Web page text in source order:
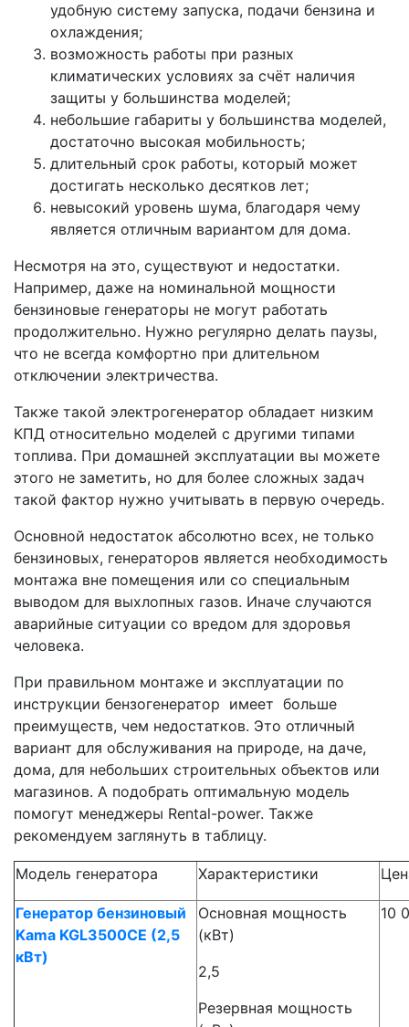
удобную систему запуска, подачи бензина и
охлаждения;
возможность работы при разных
климатических условиях за счёт наличия
защиты у большинства моделей;
небольшие габариты у большинства моделей,
достаточно высокая мобильность;
длительный срок работы, который может
достигать несколько десятков лет;
невысокий уровень шума, благодаря чему
является отличным вариантом для дома.
Несмотря на это, существуют и недостатки.
Например, даже на номинальной мощности
бензиновые генераторы не могут работать
продолжительно. Нужно регулярно делать паузы,
что не всегда комфортно при длительном
отключении электричества.
Также такой электрогенератор обладает низким
КПД относительно моделей с другими типами
топлива. При домашней эксплуатации вы можете
этого не заметить, но для более сложных задач
такой фактор нужно учитывать в первую очередь.
Основной недостаток абсолютно всех, не только
бензиновых, генераторов является необходимость
монтажа вне помещения или со специальным
выводом для выхлопных газов. Иначе случаются
аварийные ситуации со вредом для здоровья
человека.
При правильном монтаже и эксплуатации по
инструкции бензогенератор имеет больше
преимуществ, чем недостатков. Это отличный
вариант для обслуживания на природе, на даче,
дома, для небольших строительных объектов или
магазинов. А подобрать оптимальную модель
помогут менеджеры Rental-power. Также
рекомендуем заглянуть в таблицу.
Модель генератора Характеристики
Генератор бензиновый
Kama KGL3500CE (2,5
кВт)
Основная мощность
(кВт)
2,5
Резервная мощность
10